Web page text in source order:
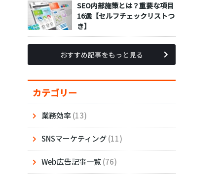
SEO内部施策とは？重要な項目
16選【セルフチェックリストつ
き】
おすすめ記事をもっと見る
カテゴリー
業務効率(13)
SNSマーケティング(11)
Web広告記事一覧(76)